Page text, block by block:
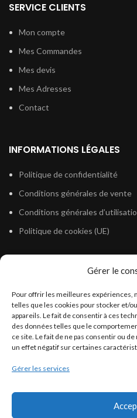
Gérer le
Pour offrir les meilleures expériences,
telles que les cookies pour stocker et/
appareils. Le fait de consentir à ces
des données telles que le
ce site. Le fait de ne pas consentir ou
un effet négatif sur certaines
Gérer les services
SERVICE CLIENTS
Mon compte
Mes Commandes
Mes devis
Mes Adresses
Contact
INFORMATIONS LÉGALES
Politique de confidentialité
Conditions générales de vente
Conditions générales
Politique de cookies (UE)
Législation Gasoil Fioul GNR
Législation Essence
Législation Adblue
Législation Eau
Législation Lubrifiant
Législation Phytosanitaire